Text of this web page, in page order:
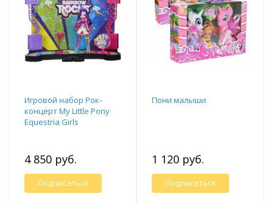
Игровой набор Рок-
концерт My Little Pony
Equestria Girls
4 850 руб.
Подписаться
Пони малыши
1 120 руб.
Подписаться